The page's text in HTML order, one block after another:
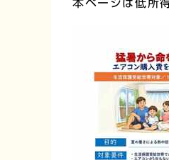
本ページは低所